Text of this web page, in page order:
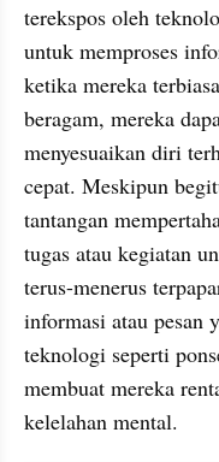
terekspos oleh
untuk memproses
ketika mereka
beragam, mereka
menyesuaikan diri
cepat. Meskipun
tantangan
tugas atau kegiatan
terus-menerus
informasi atau pesan
teknologi seperti
membuat mereka
kelelahan mental.